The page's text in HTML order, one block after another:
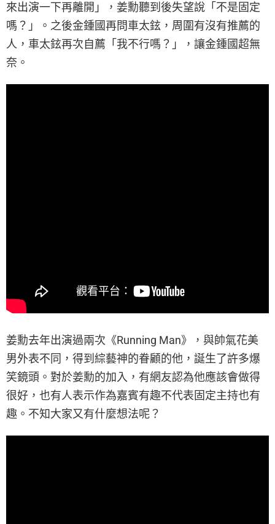
來出演一下再離開」，姜勳聽到後失望說「不是固定
嗎？」。之後金鍾國再問車太鉉，周圍有沒有推薦的
人，車太鉉再次自薦「我不行嗎？」，讓金鍾國超無
奈。
姜勳去年出演過兩次《Running Man》，與帥氣花美
男外表不同，得到綜藝神的眷顧的他，誕生了許多爆
笑鏡頭。對於姜勳的加入，有網友認為他應該會做得
很好，也有人表示作為嘉賓有趣不代表固定主持也有
趣。不知大家又有什麼想法呢？